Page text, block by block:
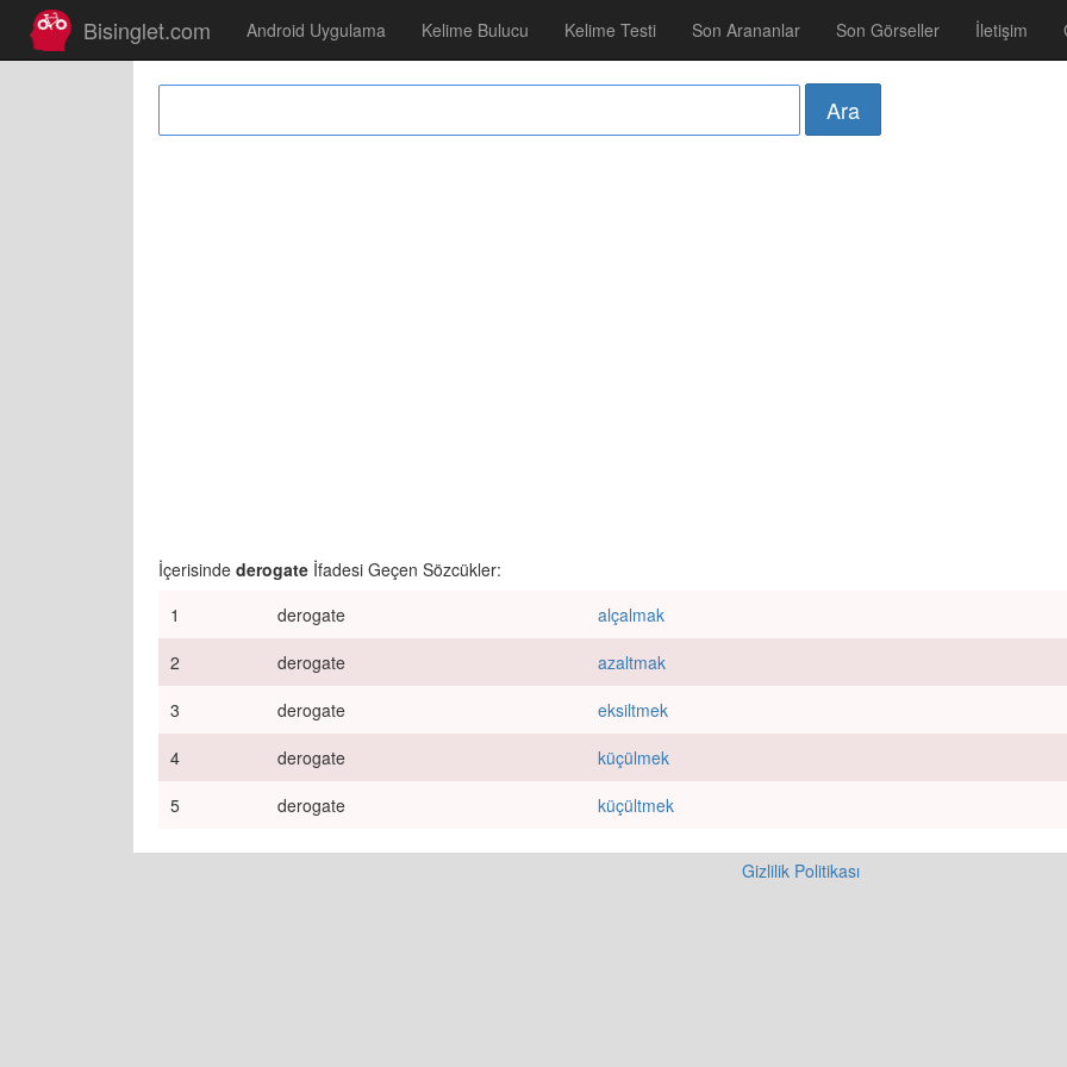
Bisinglet.com Android Uygulama Kelime Bulucu Kelime Testi Son Arananlar Son Görseller İletişim
İçerisinde derogate İfadesi Geçen Sözcükler:
1
derogate
alçalmak
2
derogate
azaltmak
3
derogate
eksiltmek
4
derogate
küçülmek
5
derogate küçültmek
Gizlilik Politikası